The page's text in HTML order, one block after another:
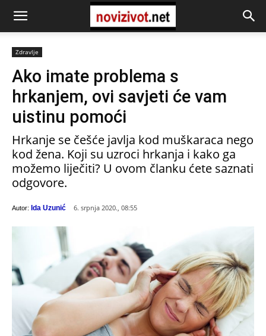
Zdravlje
Ako imate problema s
hrkanjem, ovi savjeti će vam
uistinu pomoći
Hrkanje se češće javlja kod muškaraca nego
kod žena. Koji su uzroci hrkanja i kako ga
možemo liječiti? U ovom članku ćete saznati
odgovore.
Autor: Ida Uzunić 6. srpnja 2020., 08:55